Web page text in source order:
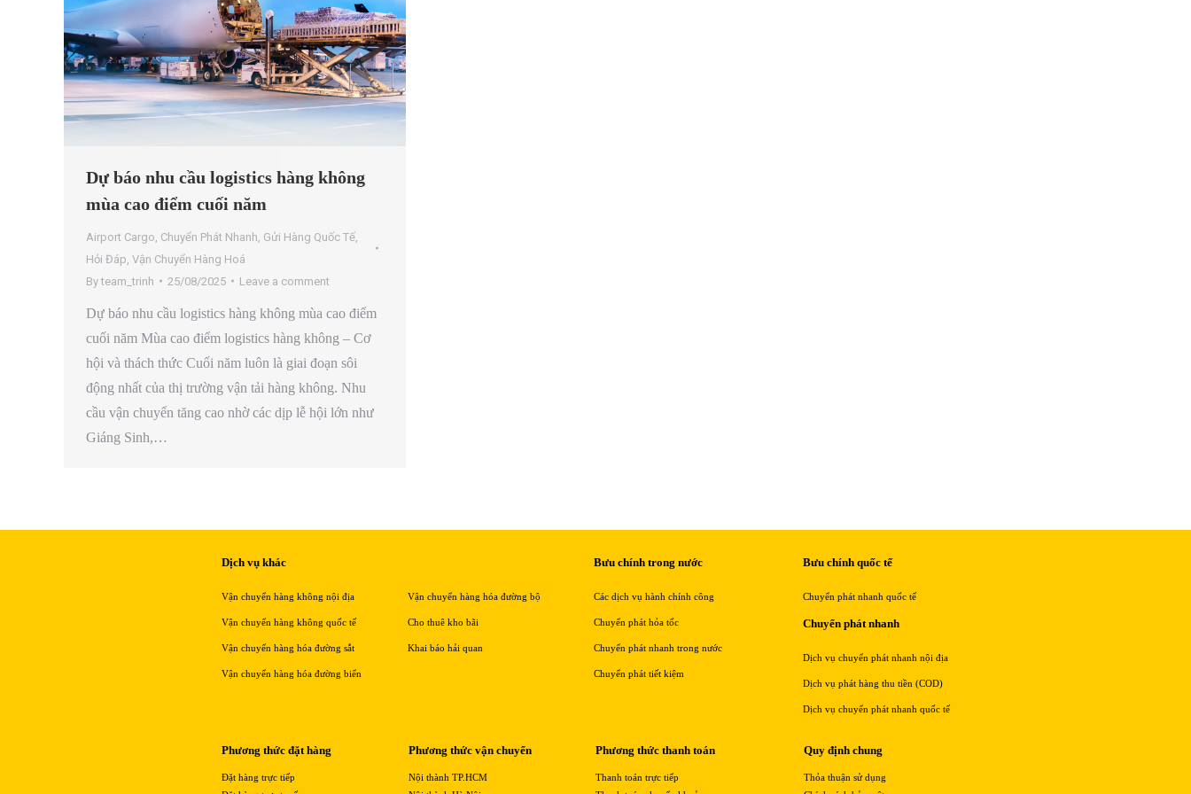
Dự báo nhu cầu logistics hàng không
mùa cao điểm cuối năm
Airport Cargo Chuyển Phát Nhanh Gửi Hàng Quốc Tế
Hỏi Đáp Vận Chuyển Hàng Hoá
Byteam_trinh 25/08/2025 Leave a comment
Dự báo nhu cầu logistics hàng không mùa cao điểm
cuối năm Mùa cao điểm logistics hàng không – Cơ
hội và thách thức Cuối năm luôn là giai đoạn sôi
động nhất của thị trường vận tải hàng không. Nhu
cầu vận chuyển tăng cao nhờ các dịp lễ hội lớn như
Giáng Sinh,…
Dịch vụ khác
Vận chuyển hàng không nội địa
Vận chuyển hàng không quốc tế
Vận chuyển hàng hóa đường sắt
Vận chuyển hàng hóa đường biển
Vận chuyển hàng hóa đường bộ
Cho thuê kho bãi
Khai báo hải quan
Bưu chính trong nước
Các dịch vụ hành chính công
Chuyển phát hỏa tốc
Chuyển phát nhanh trong nước
Chuyển phát tiết kiệm
Bưu chính quốc tế
Chuyển phát nhanh quốc tế
Chuyển phát nhanh
Dịch vụ chuyển phát nhanh nội địa
Dịch vụ phát hàng thu tiền (COD)
Dịch vụ chuyển phát nhanh quốc tế
Phương thức đặt hàng
Đặt hàng trực tiếp
Phương thức vận chuyển
Nội thành TP.HCM
Phương thức thanh toán
Thanh toán trực tiếp
Quy định chung
Thỏa thuận sử dụng